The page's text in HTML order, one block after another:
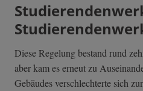
Diese Regelung bestand rund
aber kam es erneut zu
Gebäudes verschlechterte sich